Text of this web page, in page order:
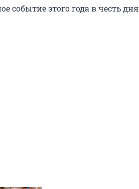
событие этого года в честь дня